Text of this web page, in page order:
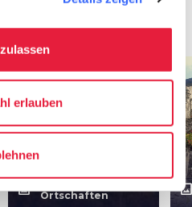
erlauben
photo_size_select_actual
Städte und
Ortschaften
favorite_border